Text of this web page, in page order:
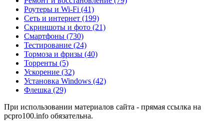
Роутеры и Wi-Fi (41)
Сеть и интернет (199)
Скриншоты и фото (21)
Смартфоны (730)
Тестирование (24)
Тормоза и фризы (40)
Торренты (5)
Ускорение (32)
Установка Windows (42)
Флешка (29)
При использовании материалов сайта - прямая ссылка на
pcpro100.info обязательна.